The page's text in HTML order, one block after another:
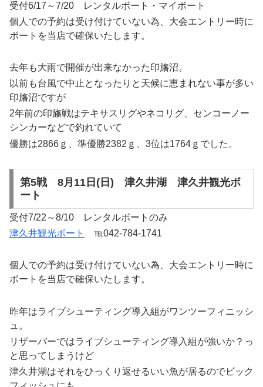
受付6/17～7/20 レンタルボート・マイボート
個人での予約は受け付けていない為、大会エントリー時に
ボートを当店で確保いたします。
去年も大雨で開催が出来なかった印旛沼。
以前も台風で中止となったりと天候に恵まれない事が多い
印旛沼ですが
2年前の印旛戦はテキサスリグやネコリグ、センコーノー
シンカーなどで釣れていて
優勝は2866ｇ、準優勝2382ｇ、3位は1764ｇでした。
第5戦 8月11日(日) 津久井湖 津久井観光ボ
ート
受付7/22～8/10 レンタルボートのみ
津久井観光ボート
℡042-784-1741
個人での予約は受け付けていない為、大会エントリー時に
ボートを当店で確保いたします。
昨年はライブシューティング導入組がワンツーフィニッシ
ュ。
リザーバーではライブシューティング導入組が強いか？っ
と思ってしまうけど
津久井湖はそれをひっくり返せるいい魚が居るのでビック